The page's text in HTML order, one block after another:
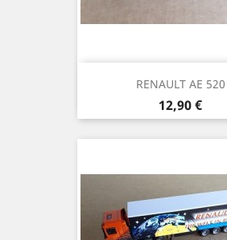
RENAULT AE 520
Prix
12,90 €